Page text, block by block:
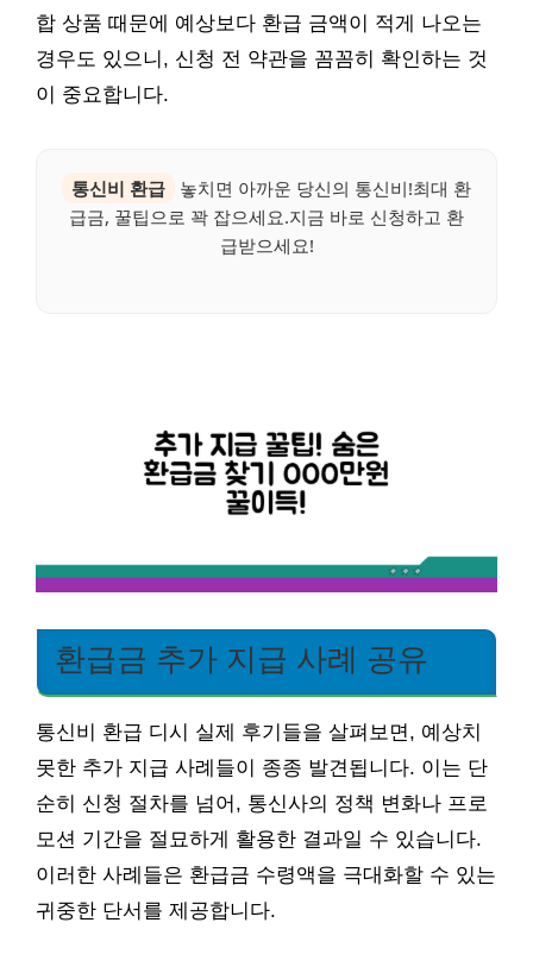
합 상품 때문에 예상보다 환급 금액이 적게 나오는
경우도 있으니, 신청 전 약관을 꼼꼼히 확인하는 것
이 중요합니다.
통신비 환급
놓치면 아까운 당신의 통신비!최대 환
급금, 꿀팁으로 꽉 잡으세요.지금 바로 신청하고 환
급받으세요!
환급금 추가 지급 사례 공유
통신비 환급 디시 실제 후기들을 살펴보면, 예상치
못한 추가 지급 사례들이 종종 발견됩니다. 이는 단
순히 신청 절차를 넘어, 통신사의 정책 변화나 프로
모션 기간을 절묘하게 활용한 결과일 수 있습니다.
이러한 사례들은 환급금 수령액을 극대화할 수 있는
귀중한 단서를 제공합니다.